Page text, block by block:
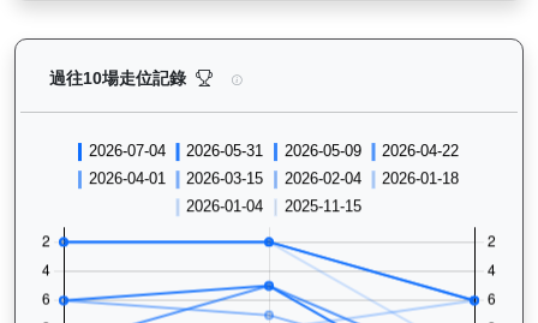
過往10場走位記錄 電子好好（L119）— 過往走位記錄圖